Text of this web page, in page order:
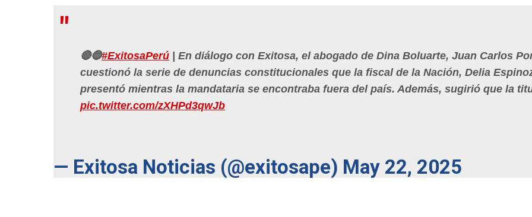
🔴🔵#ExitosaPerú | En diálogo con Exitosa, el abogado de Dina Boluarte, Juan Carlos
cuestionó la serie de denuncias constitucionales que la fiscal de la Nación, Delia
presentó mientras la mandataria se encontraba fuera del país. Además, sugirió que la
pic.twitter.com/zXHPd3qwJb
— Exitosa Noticias (@exitosape) May 22, 2025